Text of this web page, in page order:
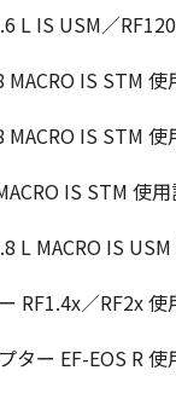
L IS USM／
MACRO IS STM
IS STM 使
IS STM 使
L MACRO IS
RF1.4x／RF2x
ター EF-EOS R 使